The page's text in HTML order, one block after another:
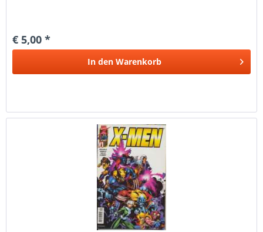
€ 5,00 *
In den Warenkorb